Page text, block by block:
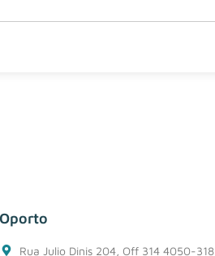
Oporto
Rua Julio Dinis 204, Off 314 4050-318